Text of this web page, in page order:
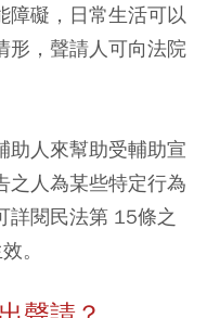
障礙，日常生活可以
形，聲請人可向法院
助人來幫助受輔助宣
之人為某些特定行為
詳閱民法第 15條之
。